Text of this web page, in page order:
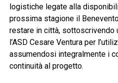
logistiche legate alla
prossima stagione il
restare in città, sottoscrivendo
l’ASD Cesare Ventura per
assumendosi integralmente i
continuità al progetto.